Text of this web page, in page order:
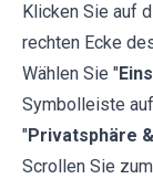
Klicken Sie auf
rechten Ecke
Wählen Sie "
Symbolleiste
"Privatsphäre
Scrollen Sie